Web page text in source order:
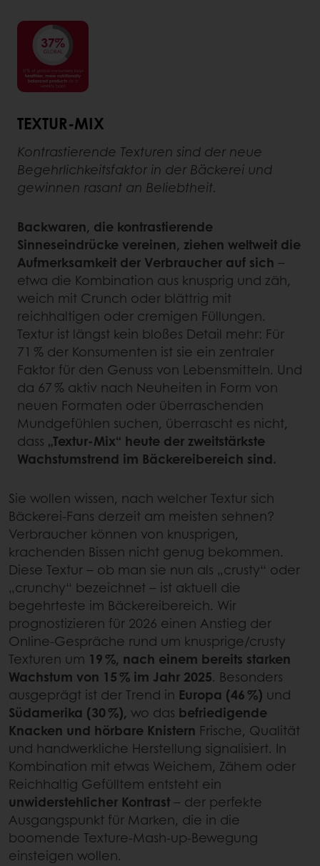
TEXTUR-MIX
Kontrastierende Texturen sind der neue
Begehrlichkeitsfaktor in der Bäckerei und
gewinnen rasant an Beliebtheit.
Backwaren, die kontrastierende
Sinneseindrücke vereinen, ziehen weltweit die
Aufmerksamkeit der Verbraucher auf sich –
etwa die Kombination aus knusprig und zäh,
weich mit Crunch oder blättrig mit
reichhaltigen oder cremigen Füllungen.
Textur ist längst kein bloßes Detail mehr: Für
71 % der Konsumenten ist sie ein zentraler
Faktor für den Genuss von Lebensmitteln. Und
da 67 % aktiv nach Neuheiten in Form von
neuen Formaten oder überraschenden
Mundgefühlen suchen, überrascht es nicht,
dass „Textur-Mix“ heute der zweitstärkste
Wachstumstrend im Bäckereibereich sind.
Sie wollen wissen, nach welcher Textur sich
Bäckerei-Fans derzeit am meisten sehnen?
Verbraucher können von knusprigen,
krachenden Bissen nicht genug bekommen.
Diese Textur – ob man sie nun als „crusty“ oder
„crunchy“ bezeichnet – ist aktuell die
begehrteste im Bäckereibereich. Wir
prognostizieren für 2026 einen Anstieg der
Online-Gespräche rund um knusprige/crusty
Texturen um 19 %, nach einem bereits starken
Wachstum von 15 % im Jahr 2025. Besonders
ausgeprägt ist der Trend in Europa (46 %) und
Südamerika (30 %), wo das befriedigende
Knacken und hörbare Knistern Frische, Qualität
und handwerkliche Herstellung signalisiert. In
Kombination mit etwas Weichem, Zähem oder
Reichhaltig Gefülltem entsteht ein
unwiderstehlicher Kontrast– der perfekte
Ausgangspunkt für Marken, die in die
boomende Texture-Mash-up-Bewegung
einsteigen wollen.